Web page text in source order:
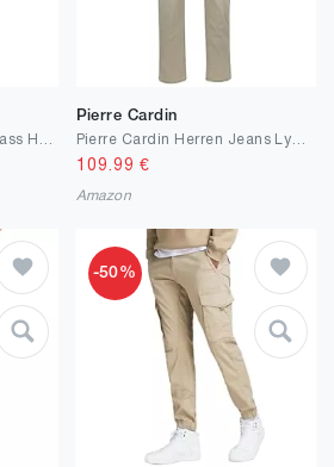
Pierre Cardin
109.99 €
Amazon
-50%